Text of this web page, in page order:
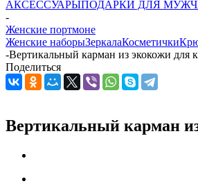
АКСЕССУАРЫПОДАРКИ ДЛЯ
-
Женские портмоне
Женские наборыЗеркалаКосметички
-Вертикальный карман из экокожи для
Поделиться
Вертикальный карман